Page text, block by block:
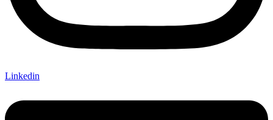
Linkedin